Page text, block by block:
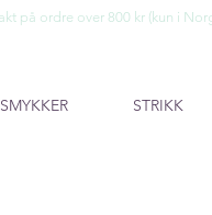
SMYKKER STRIKK